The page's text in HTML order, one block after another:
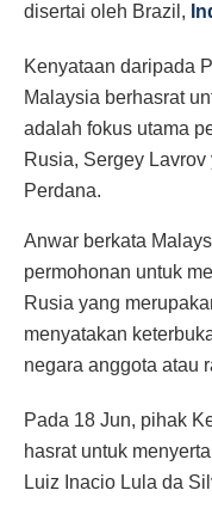
disertai oleh Brazil,
Kenyataan daripada
Malaysia berhasrat
adalah fokus utama
Rusia, Sergey
Perdana.
Anwar berkata
permohonan untuk
Rusia yang
menyatakan
negara anggota atau
Pada 18 Jun, pihak
hasrat untuk
Luiz Inacio Lula da